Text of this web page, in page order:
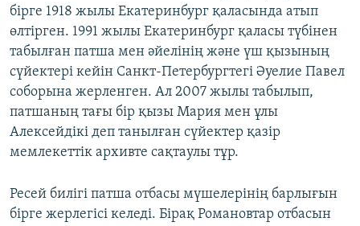
бірге 1918 жылы Екатеринбург қаласында атып
өлтірген. 1991 жылы Екатеринбург қаласы түбінен
табылған патша мен әйелінің және үш қызының
сүйектері кейін Санкт-Петербургтегі Әуелие Павел
соборына жерленген. Ал 2007 жылы табылып,
патшаның тағы бір қызы Мария мен ұлы
Алексейдікі деп танылған сүйектер қазір
мемлекеттік архивте сақтаулы тұр.
Ресей билігі патша отбасы мүшелерінің барлығын
бірге жерлегісі келеді. Бірақ Романовтар отбасын